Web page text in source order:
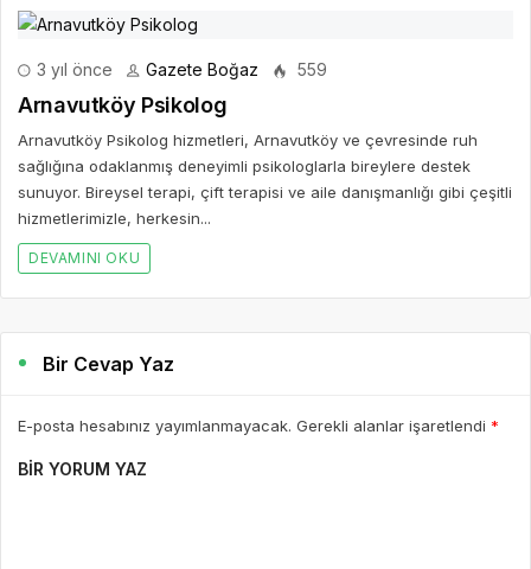
3 yıl önce Gazete Boğaz 559
Arnavutköy Psikolog
Arnavutköy Psikolog hizmetleri, Arnavutköy ve çevresinde ruh
sağlığına odaklanmış deneyimli psikologlarla bireylere destek
sunuyor. Bireysel terapi, çift terapisi ve aile danışmanlığı gibi çeşitli
hizmetlerimizle, herkesin...
DEVAMINI OKU
Bir Cevap Yaz
E-posta hesabınız yayımlanmayacak. Gerekli alanlar işaretlendi *
BIR YORUM YAZ